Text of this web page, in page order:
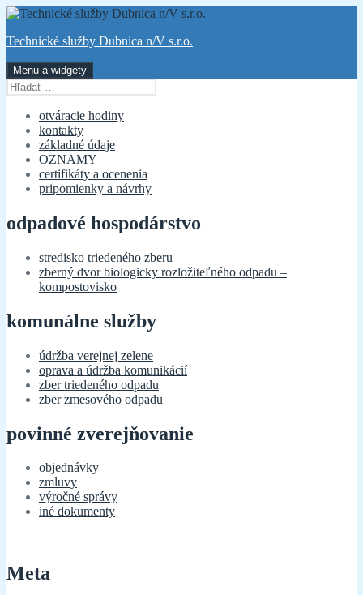
Preskočiť
obsah
Technické služby Dubnica n/V s.r.o.
Menu a widgety
Hľadať:
otváracie hodiny
kontakty
základné údaje
OZNAMY
certifikáty a ocenenia
pripomienky a návrhy
odpadové hospodárstvo
stredisko triedeného zberu
zberný dvor biologicky rozložiteľného odpadu –
kompostovisko
komunálne služby
údržba verejnej zelene
oprava a údržba komunikácií
zber triedeného odpadu
zber zmesového odpadu
povinné zverejňovanie
objednávky
zmluvy
výročné správy
iné dokumenty
Meta